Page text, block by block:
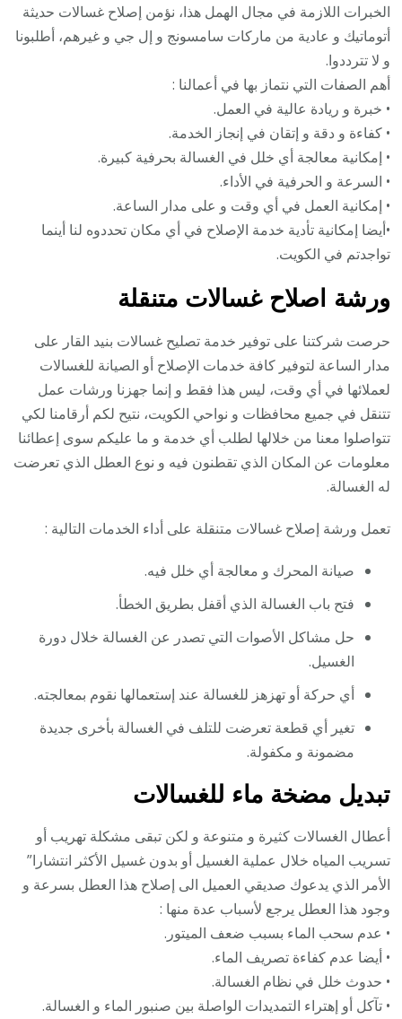
الخبرات اللازمة في مجال الهمل هذا، نؤمن إصلاح غسالات حديثة
أتوماتيك و عادية من ماركات سامسونج و إل جي و غيرهم، أطلبونا
و لا تترددوا.
أهم الصفات التي نتماز بها في أعمالنا :
• خبرة و ريادة عالية في العمل.
• كفاءة و دقة و إتقان في إنجاز الخدمة.
• إمكانية معالجة أي خلل في الغسالة بحرفية كبيرة.
• السرعة و الحرفية في الأداء.
• إمكانية العمل في أي وقت و على مدار الساعة.
•أيضا إمكانية تأدية خدمة الإصلاح في أي مكان تحددوه لنا أينما
تواجدتم في الكويت.
ورشة اصلاح غسالات متنقلة
حرصت شركتنا على توفير خدمة تصليح غسالات بنيد القار على
مدار الساعة لتوفير كافة خدمات الإصلاح أو الصيانة للغسالات
لعملائها في أي وقت، ليس هذا فقط و إنما جهزنا ورشات عمل
تتنقل في جميع محافظات و نواحي الكويت، نتيح لكم أرقامنا لكي
تتواصلوا معنا من خلالها لطلب أي خدمة و ما عليكم سوى إعطائنا
معلومات عن المكان الذي تقطنون فيه و نوع العطل الذي تعرضت
له الغسالة.
تعمل ورشة إصلاح غسالات متنقلة على أداء الخدمات التالية :
صيانة المحرك و معالجة أي خلل فيه.
فتح باب الغسالة الذي أقفل بطريق الخطأ.
حل مشاكل الأصوات التي تصدر عن الغسالة خلال دورة
الغسيل.
أي حركة أو تهزهز للغسالة عند إستعمالها نقوم بمعالجته.
تغير أي قطعة تعرضت للتلف في الغسالة بأخرى جديدة
مضمونة و مكفولة.
تبديل مضخة ماء للغسالات
أعطال الغسالات كثيرة و متنوعة و لكن تبقى مشكلة تهريب أو
تسريب المياه خلال عملية الغسيل أو بدون غسيل الأكثر انتشارا”
الأمر الذي يدعوك صديقي العميل الى إصلاح هذا العطل بسرعة و
وجود هذا العطل يرجع لأسباب عدة منها :
• عدم سحب الماء بسبب ضعف الميتور.
• أيضا عدم كفاءة تصريف الماء.
• حدوث خلل في نظام الغسالة.
• تآكل أو إهتراء التمديدات الواصلة بين صنبور الماء و الغسالة.